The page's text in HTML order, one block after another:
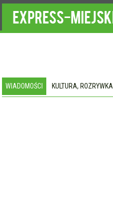
WIADOMOŚCI KULTURA, ROZRYWKA